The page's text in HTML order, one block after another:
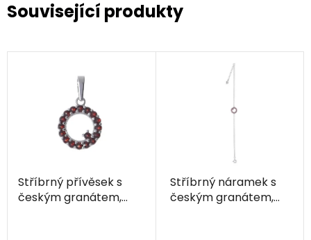
Související produkty
Stříbrný přívěsek s
českým granátem,
Stříbrný náramek s
českým granátem,